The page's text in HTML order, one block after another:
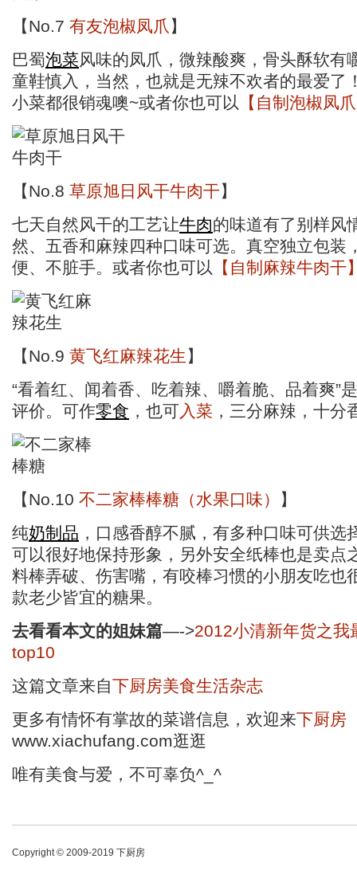
【No.7 有友泡椒凤爪 】
巴蜀泡菜风味的凤爪，微辣酸爽，骨头酥软有
童鞋慎入，当然，也就是无辣不欢者的最爱了
小菜都很销魂噢~或者你也可以 【自制泡椒凤
【No.8 草原旭日风干牛肉干】
七天自然风干的工艺让牛肉的味道有了别样风
然、五香和麻辣四种口味可选。真空独立包装
便、不脏手。或者你也可以 【自制麻辣牛肉干
【No.9 黄飞红麻辣花生 】
“看着红、闻着香、吃着辣、嚼着脆、品着爽”
评价。可作零食 ，也可入菜 ，三分麻辣，十分
【No.10 不二家棒棒糖（水果口味）
】
纯奶制品 ，口感香醇不腻，有多种口味可供选
可以很好地保持形象，另外安全纸棒也是卖点
料棒弄破、伤害嘴，有咬棒习惯的小朋友吃也
款老少皆宜的糖果。
去看看本文的姐妹篇—->2012小清新年货之我
top10
这篇文章来自下厨房美食生活杂志
更多有情怀有掌故的菜谱信息，欢迎来下厨房
www.xiachufang.com逛逛
唯有美食与爱，不可辜负^_^
Copyright © 2009-2019 下厨房